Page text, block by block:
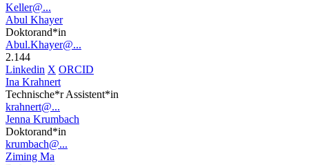
Keller@...
Abul Khayer
Doktorand*in
Abul.Khayer@...
2.144
Linkedin X ORCID
Ina Krahnert
Technische*r Assistent*in
krahnert@...
Jenna Krumbach
Doktorand*in
krumbach@...
Ziming Ma